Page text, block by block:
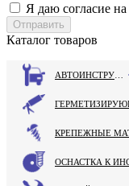
Я даю согласие на
Каталог товаров